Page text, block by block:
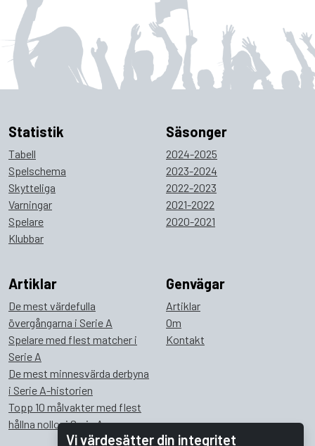
Vi värdesätter din integritet
Statistik
Tabell
Spelschema
Skytteliga
Varningar
Spelare
Klubbar
Säsonger
2024-2025
2023-2024
2022-2023
2021-2022
2020-2021
Artiklar
De mest värdefulla
övergångarna i Serie A
Spelare med flest matcher i
Serie A
De mest minnesvärda derbyna
i Serie A-historien
Topp 10 målvakter med flest
hållna nollor i Serie A
Genvägar
Artiklar
Om
Kontakt